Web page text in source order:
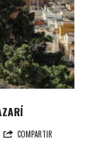
COMPARTIR